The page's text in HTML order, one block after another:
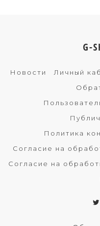
G-
Новости Личный
Политика
Согласие на
Согласие на